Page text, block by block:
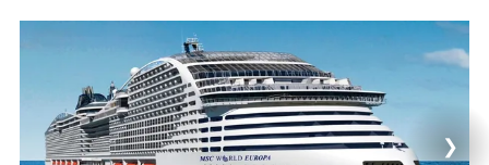
Plavební společnost
Ktorákoľvek ❯